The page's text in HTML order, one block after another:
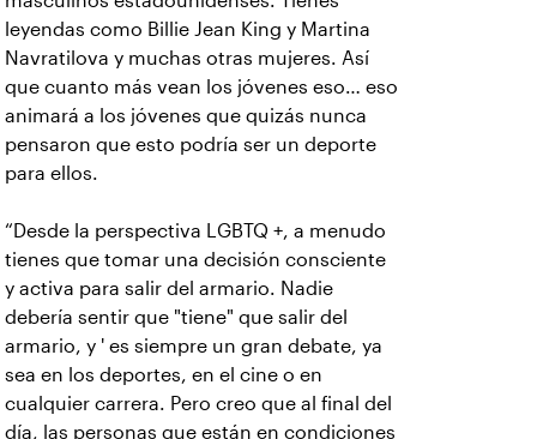
leyendas como Billie Jean King y Martina
Navratilova y muchas otras mujeres. Así
que cuanto más vean los jóvenes eso… eso
animará a los jóvenes que quizás nunca
pensaron que esto podría ser un deporte
para ellos.
“Desde la perspectiva LGBTQ +, a menudo
tienes que tomar una decisión consciente
y activa para salir del armario. Nadie
debería sentir que "tiene" que salir del
armario, y ' es siempre un gran debate, ya
sea en los deportes, en el cine o en
cualquier carrera. Pero creo que al final del
día, las personas que están en condiciones